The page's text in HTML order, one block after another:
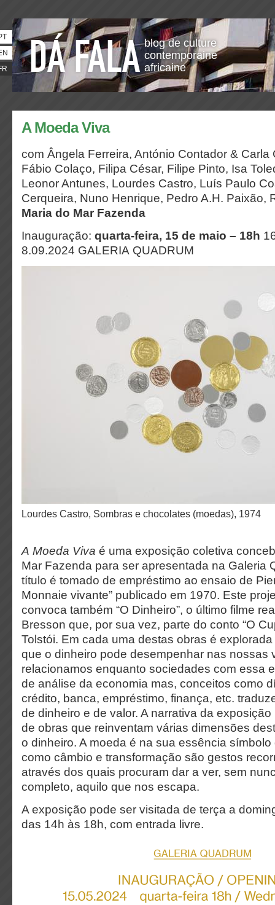
blog de culture
contemporaine
africaine
A Moeda Viva
com Ângela Ferreira, António Contador & Carla
Fábio Colaço, Filipa César, Filipe Pinto, Isa
Leonor Antunes, Lourdes Castro, Luís Paulo
Cerqueira, Nuno Henrique, Pedro A.H. Paixão,
Maria do Mar Fazenda
Inauguração: quarta-feira, 15 de maio – 18h
8.09.2024 GALERIA QUADRUM
Lourdes Castro, Sombras e chocolates (moedas), 1974
A Moeda Viva é uma exposição coletiva
Mar Fazenda para ser apresentada na Galeria
título é tomado de empréstimo ao ensaio de
Monnaie vivante” publicado em 1970. Este
convoca também “O Dinheiro”, o último filme
Bresson que, por sua vez, parte do conto “O
Tolstói. Em cada uma destas obras é
que o dinheiro pode desempenhar nas nossas
relacionamos enquanto sociedades com essa
de análise da economia mas, conceitos como
crédito, banca, empréstimo, finança, etc.
de dinheiro e de valor. A narrativa da
de obras que reinventam várias dimensões
o dinheiro. A moeda é na sua essência
como câmbio e transformação são gestos
através dos quais procuram dar a ver, sem
completo, aquilo que nos escapa.
A exposição pode ser visitada de terça a
das 14h às 18h, com entrada livre.